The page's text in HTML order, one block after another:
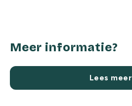
Meer informatie?
Lees meer